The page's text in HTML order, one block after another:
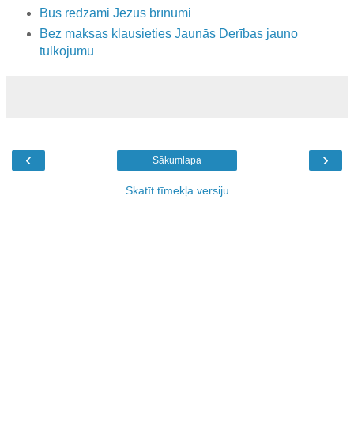
Būs redzami Jēzus brīnumi
Bez maksas klausieties Jaunās Derības jauno
tulkojumu
‹ ›
Sākumlapa
Skatīt tīmekļa versiju